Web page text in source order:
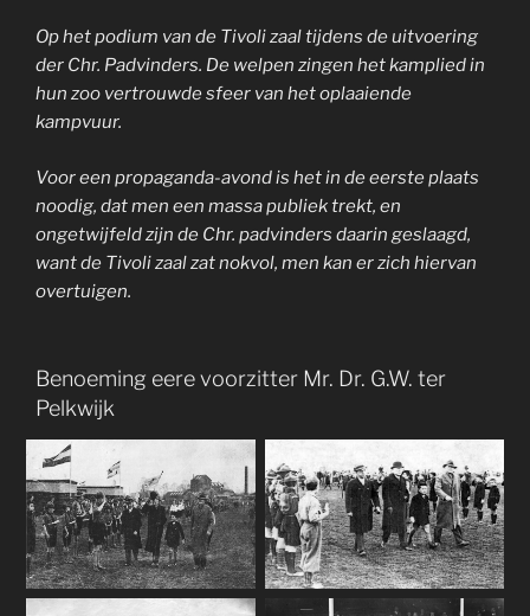
Op het podium van de Tivoli zaal tijdens de uitvoering
der Chr. Padvinders. De welpen zingen het kamplied in
hun zoo vertrouwde sfeer van het oplaaiende
kampvuur.
Voor een propaganda-avond is het in de eerste plaats
noodig, dat men een massa publiek trekt, en
ongetwijfeld zijn de Chr. padvinders daarin geslaagd,
want de Tivoli zaal zat nokvol, men kan er zich hiervan
overtuigen.
Benoeming eere voorzitter Mr. Dr. G.W. ter
Pelkwijk